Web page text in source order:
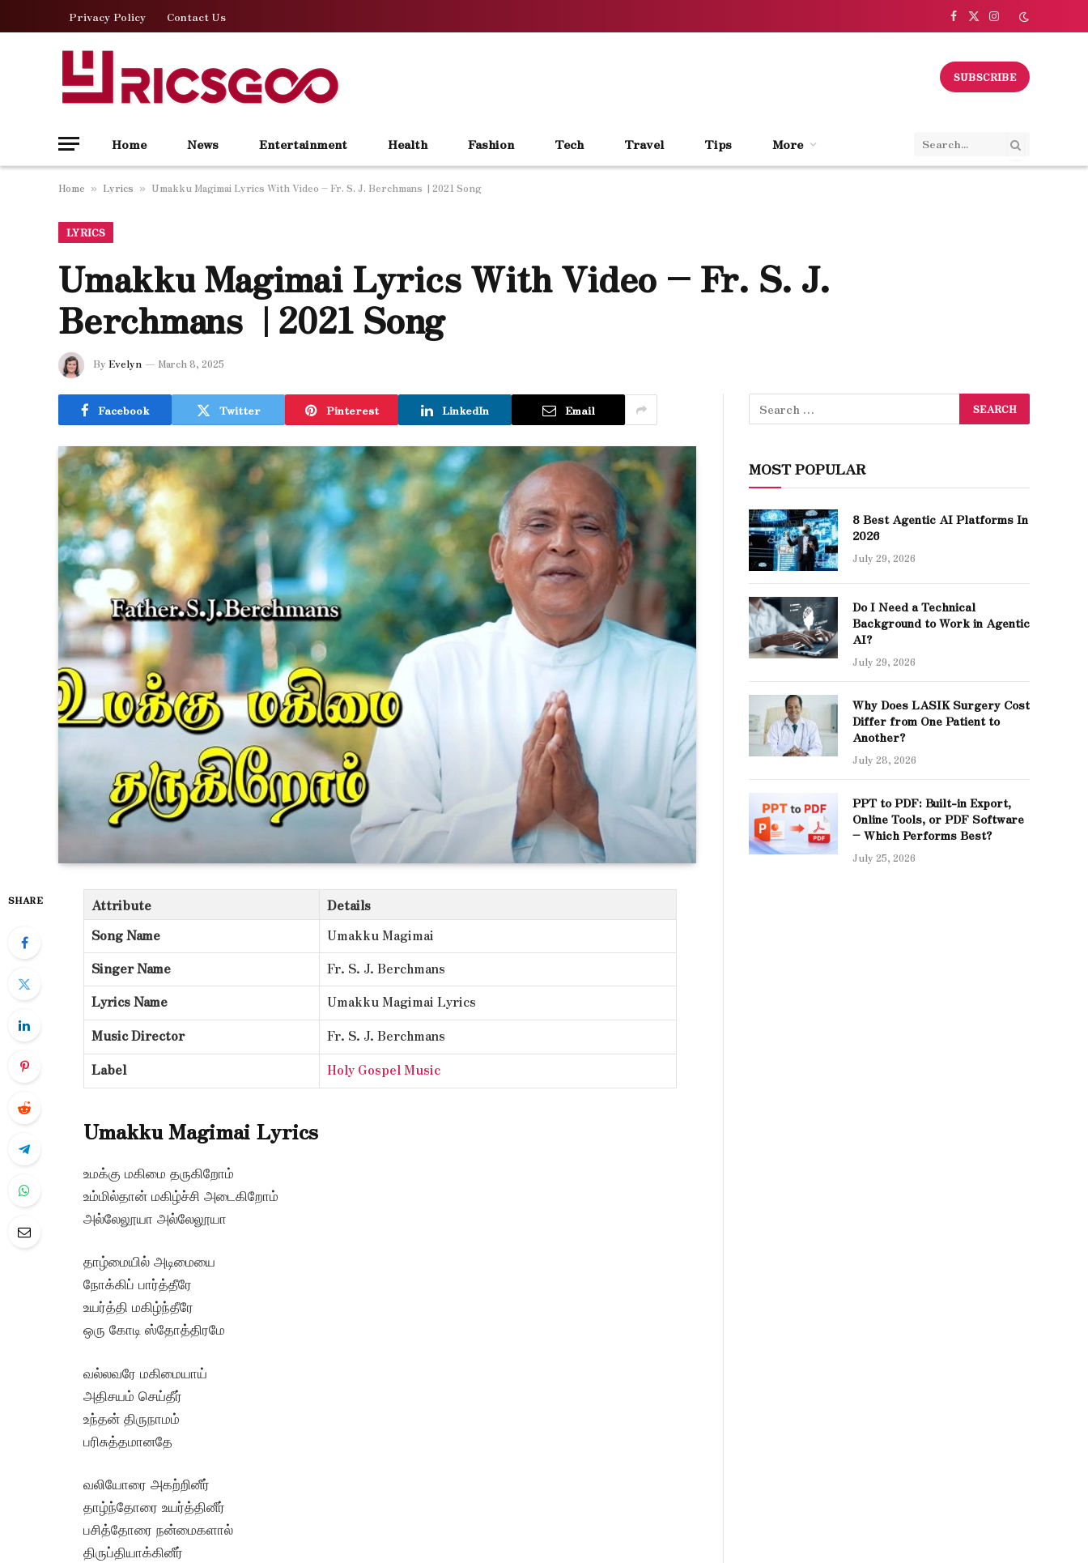
Privacy Policy Contact Us Facebook
X
Instagram
SUBSCRIBE
Home News Entertainment Health Fashion Tech Travel Tips More
Home » Lyrics » Umakku Magimai Lyrics With Video – Fr. S. J. Berchmans | 2021 Song
LYRICS
Umakku Magimai Lyrics With Video – Fr. S. J.
Berchmans | 2021 Song
By Evelyn March 8, 2025
Facebook Twitter Pinterest LinkedIn Email
SHARE Attribute
Details
Song Name
Umakku Magimai
Singer Name
Fr. S. J. Berchmans
Lyrics Name
Umakku Magimai Lyrics
Music Director
Fr. S. J. Berchmans
Label
Holy Gospel Music
Umakku Magimai Lyrics
உமக்கு மகிமை தருகிறோம்
உம்மில்தான் மகிழ்ச்சி அடைகிறோம்
அல்லேலூயா அல்லேலூயா
தாழ்மையில் அடிமையை
நோக்கிப் பார்த்தீரே
உயர்த்தி மகிழ்ந்தீரே
ஒரு கோடி ஸ்தோத்திரமே
வல்லவரே மகிமையாய்
அதிசயம் செய்தீர்
உந்தன் திருநாமம்
பரிசுத்தமானதே
வலியோரை அகற்றினீர்
தாழ்ந்தோரை உயர்த்தினீர்
பசித்தோரை நன்மைகளால்
திருப்தியாக்கினீர்
MOST POPULAR
8 Best Agentic AI Platforms In
2026
July 29, 2026
Do I Need a Technical
Background to Work in Agentic
AI?
July 29, 2026
Why Does LASIK Surgery Cost
Differ from One Patient to
Another?
July 28, 2026
PPT to PDF: Built-in Export,
Online Tools, or PDF Software
– Which Performs Best?
July 25, 2026